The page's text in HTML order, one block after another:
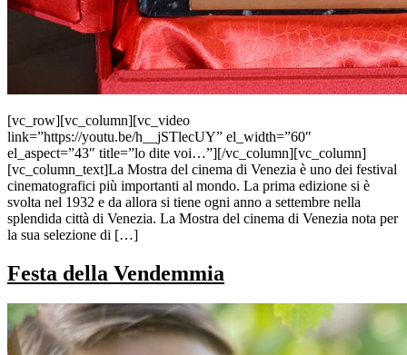
[vc_row][vc_column][vc_video
link=”https://youtu.be/h__jSTlecUY” el_width=”60″
el_aspect=”43″ title=”lo dite voi…”][/vc_column][vc_column]
[vc_column_text]La Mostra del cinema di Venezia è uno dei festival
cinematografici più importanti al mondo. La prima edizione si è
svolta nel 1932 e da allora si tiene ogni anno a settembre nella
splendida città di Venezia. La Mostra del cinema di Venezia nota per
la sua selezione di […]
Festa della Vendemmia